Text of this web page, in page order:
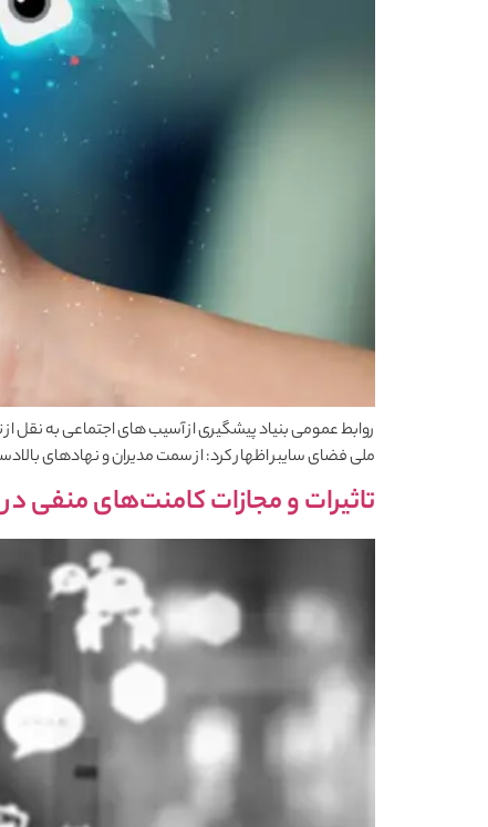
روابط عمومی بنیاد پیشگیری از آسیب های اجتماعی به
ملی فضای سایبر اظهار کرد: از سمت مدیران و نهادهای
تاثیرات و مجازات کامنت‌های منفی